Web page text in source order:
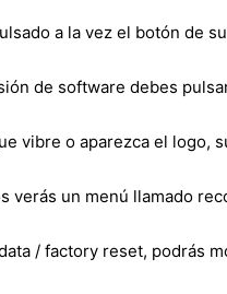
a la vez el botón de
de software debes
vibre o aparezca el logo,
verás un menú llamado
/ factory reset, podrás